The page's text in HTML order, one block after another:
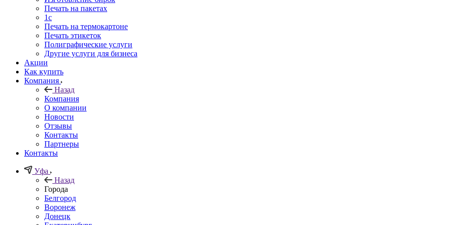
Печать на пакетах
1c
Печать на термокартоне
Печать этикеток
Полиграфические услуги
Другие услуги для бизнеса
Акции
Как купить
Компания
Назад
Компания
О компании
Новости
Отзывы
Контакты
Партнеры
Контакты
Уфа
Назад
Города
Белгород
Воронеж
Донецк